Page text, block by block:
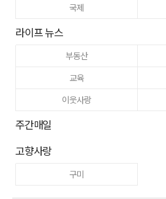
국제
라이프 뉴스
부동산
교육
이웃사랑
주간매일
고향사랑
구미